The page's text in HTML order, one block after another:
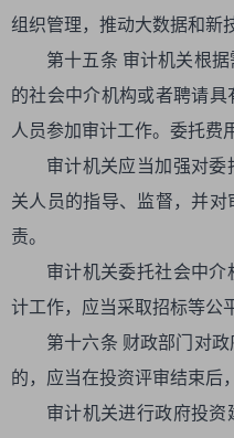
组织管理，推动大数据和新
第十五条 审计机关根
的社会中介机构或者聘请
人员参加审计工作。委托费
审计机关应当加强对委
关人员的指导、监督，并
责。
审计机关委托社会中
计工作，应当采取招标等公
第十六条 财政部门对
的，应当在投资评审结束后
审计机关进行政府投